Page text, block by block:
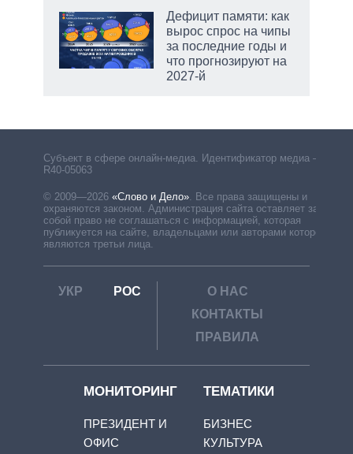
Дефицит памяти: как
вырос спрос на чипы
за последние годы и
что прогнозируют на
2027-й
Субъект в сфере онлайн-медиа. Идентификатор медиа –
R40-05063
© 2009—2026 «Слово и Дело». Все права защищены и
охраняются законом. Администрация сайта оставляет за
собой право не соглашаться с информацией, которая
публикуется на сайте, владельцами или авторами которой
являются третьи лица.
УКР РОС
О НАС
КОНТАКТЫ
ПРАВИЛА
МОНИТОРИНГ
ПРЕЗИДЕНТ И
ОФИС
ТЕМАТИКИ
БИЗНЕС
КУЛЬТУРА